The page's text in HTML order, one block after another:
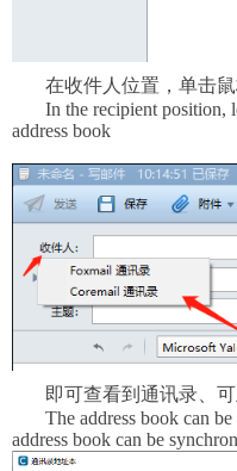
在收件人位置，单击
In the recipient position,
address book
即可查看到通讯录、
The address book can
address book can be